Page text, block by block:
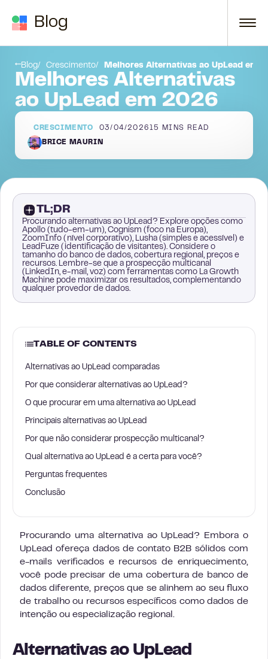
Blog
Blog Crescimento Melhores Alternativas ao UpLead em
Melhores Alternativas
ao UpLead em 2026
CRESCIMENTO 03/04/2026 15 MINS READ
BRICE MAURIN
TL;DR
Procurando alternativas ao UpLead? Explore opções como
Apollo (tudo-em-um), Cognism (foco na Europa),
ZoomInfo (nível corporativo), Lusha (simples e acessível) e
LeadFuze (identificação de visitantes). Considere o
tamanho do banco de dados, cobertura regional, preços e
recursos. Lembre-se que a prospecção multicanal
(LinkedIn, e-mail, voz) com ferramentas como La Growth
Machine pode maximizar os resultados, complementando
qualquer provedor de dados.
TABLE OF CONTENTS
Alternativas ao UpLead comparadas
Por que considerar alternativas ao UpLead?
O que procurar em uma alternativa ao UpLead
Principais alternativas ao UpLead
Por que não considerar prospecção multicanal?
Qual alternativa ao UpLead é a certa para você?
Perguntas frequentes
Conclusão
Procurando uma alternativa ao UpLead? Embora o
UpLead ofereça dados de contato B2B sólidos com
e-mails verificados e recursos de enriquecimento,
você pode precisar de uma cobertura de banco de
dados diferente, preços que se alinhem ao seu fluxo
de trabalho ou recursos específicos como dados de
intenção ou especialização regional.
Alternativas ao UpLead